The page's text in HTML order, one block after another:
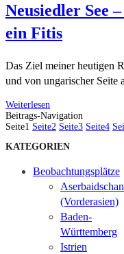
Neusiedler See
ein Fitis
Das Ziel meiner heutigen
und von ungarischer Seite
Weiterlesen
Beitrags-Navigation
Seite1 Seite2 Seite3 Seite4
KATEGORIEN
Beobachtungsplätze
Aserbaidschan
(Vorderasien)
Baden-
Württemberg
Istrien